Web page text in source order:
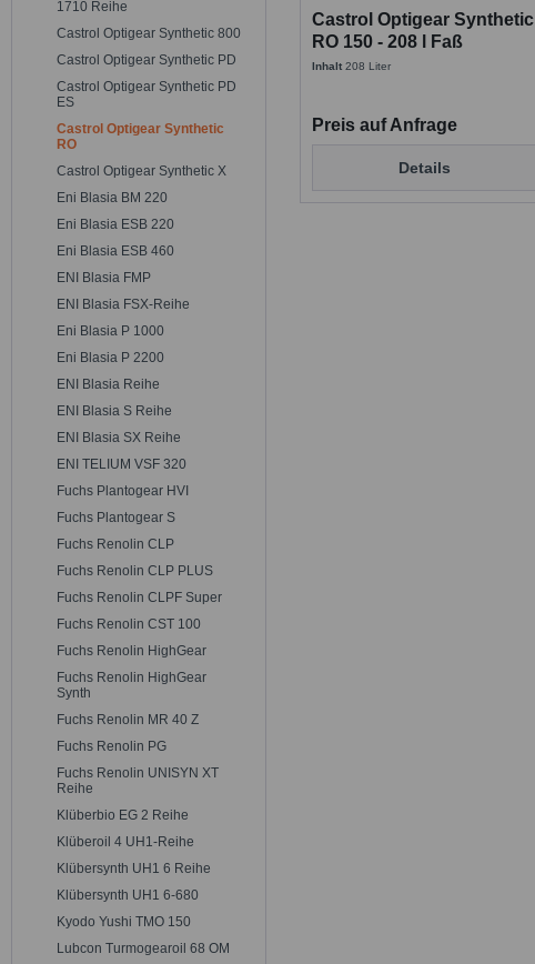
1710 Reihe
Castrol Optigear Synthetic 800
Castrol Optigear Synthetic PD
Castrol Optigear Synthetic PD
ES
Castrol Optigear Synthetic
RO
Castrol Optigear Synthetic X
Eni Blasia BM 220
Eni Blasia ESB 220
Eni Blasia ESB 460
ENI Blasia FMP
ENI Blasia FSX-Reihe
Eni Blasia P 1000
Eni Blasia P 2200
ENI Blasia Reihe
ENI Blasia S Reihe
ENI Blasia SX Reihe
ENI TELIUM VSF 320
Fuchs Plantogear HVI
Fuchs Plantogear S
Fuchs Renolin CLP
Fuchs Renolin CLP PLUS
Fuchs Renolin CLPF Super
Fuchs Renolin CST 100
Fuchs Renolin HighGear
Fuchs Renolin HighGear
Synth
Fuchs Renolin MR 40 Z
Fuchs Renolin PG
Fuchs Renolin UNISYN XT
Reihe
Klüberbio EG 2 Reihe
Klüberoil 4 UH1-Reihe
Klübersynth UH1 6 Reihe
Klübersynth UH1 6-680
Kyodo Yushi TMO 150
Lubcon Turmogearoil 68 OM
Castrol Optigear Synthetic
RO 150 - 208 l Faß
Inhalt208 Liter
Preis auf Anfrage
Details